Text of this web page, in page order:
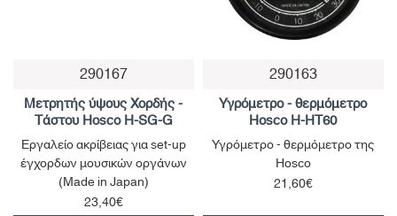
290167
Μετρητής ύψους Χορδής -
Τάστου Hosco H-SG-G
Εργαλείο ακρίβειας για set-up
έγχορδων μουσικών οργάνων
(Made in Japan)
23,40€
290163
Υγρόμετρο - θερμόμετρο
Hosco H-HT60
Υγρόμετρο - θερμόμετρο της
Hosco
21,60€